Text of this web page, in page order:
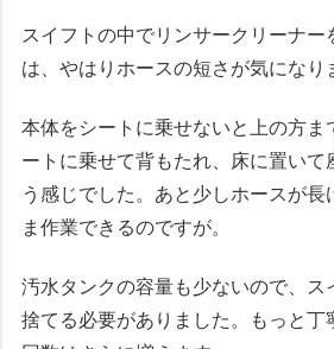
スイフトの中でリンサークリーナー
は、やはりホースの短さが気になり
本体をシートに乗せないと上の方ま
ートに乗せて背もたれ、床に置いて
う感じでした。あと少しホースが長
ま作業できるのですが。
汚水タンクの容量も少ないので、ス
捨てる必要がありました。もっと丁